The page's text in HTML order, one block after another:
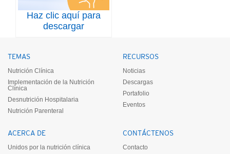
Haz clic aquí para
descargar
TEMAS
Nutrición Clínica
Implementación de la Nutrición
Clínica
Desnutrición Hospitalaria
Nutrición Parenteral
RECURSOS
Noticias
Descargas
Portafolio
Eventos
ACERCA DE
Unidos por la nutrición clínica
CONTÁCTENOS
Contacto